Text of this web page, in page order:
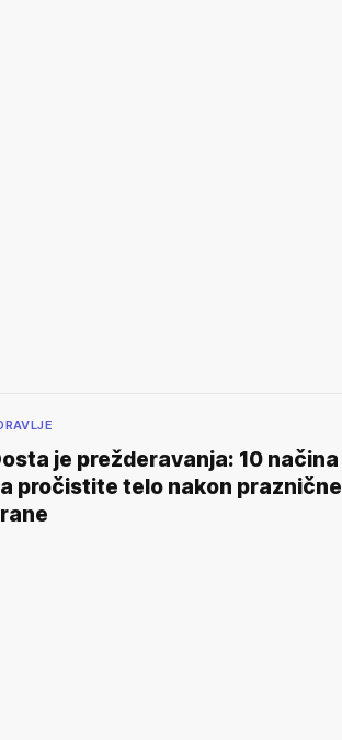
je prežderavanja: 10 načina
pročistite telo nakon praznične